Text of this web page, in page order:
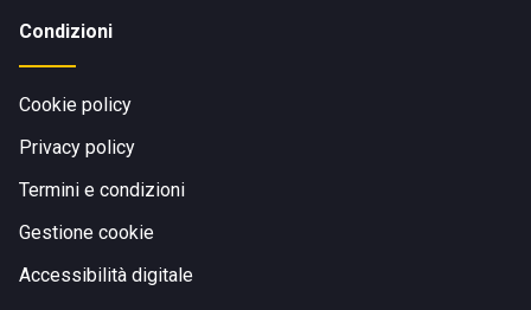
Condizioni
Cookie policy
Privacy policy
Termini e condizioni
Gestione cookie
Accessibilità digitale